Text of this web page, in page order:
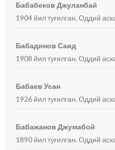
Бабабеков Джуланбай
1904 йил туғилган. Оддий
Бабадинов Саид
1908 йил туғилган. Оддий
Бабаев Усан
1926 йил туғилган. Оддий
Бабажанов Джумабой
1890 йил туғилган. Оддий